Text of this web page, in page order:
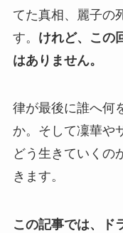
てた真相、麗子の
す。 けれど、この
はありません。
律が最後に誰へ何
か。そして凜華や
どう生きていくの
きます。
この記事では、ド